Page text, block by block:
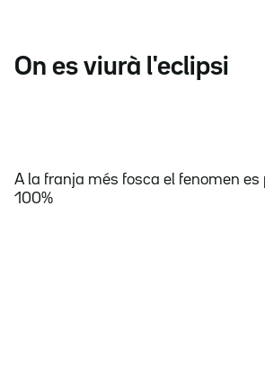
On es viurà l'eclipsi
A la franja més fosca el fenomen es
100%